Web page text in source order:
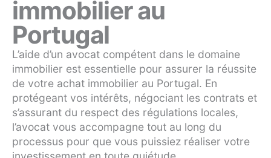
immobilier au
Portugal
L’aide d’un avocat compétent dans le domaine
immobilier est essentielle pour assurer la réussite
de votre achat immobilier au Portugal. En
protégeant vos intérêts, négociant les contrats et
s’assurant du respect des régulations locales,
l’avocat vous accompagne tout au long du
processus pour que vous puissiez réaliser votre